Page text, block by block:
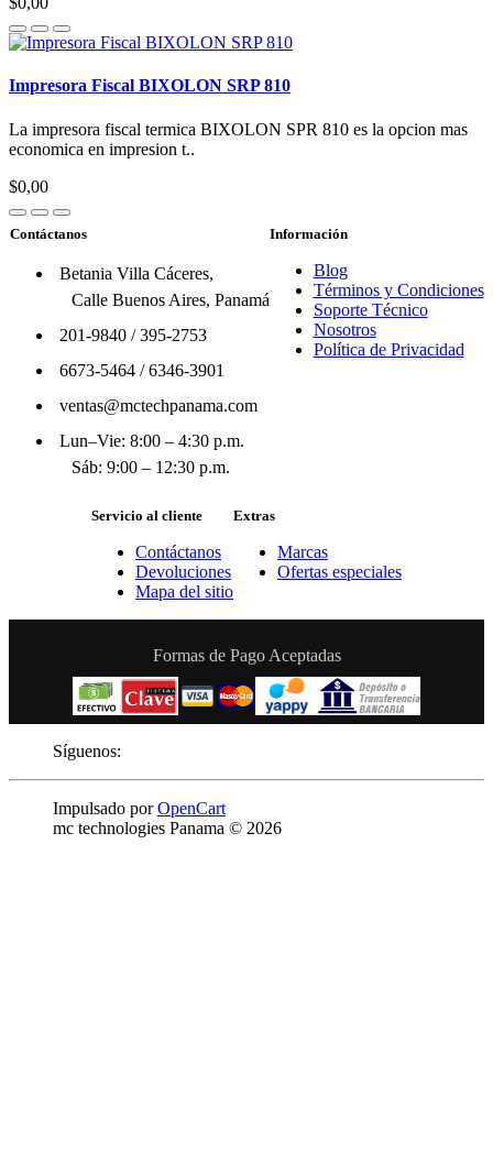
Impresora Fiscal BIXOLON SRP 810
La impresora fiscal termica BIXOLON SPR 810 es la opcion mas
economica en impresion t..
$0,00
Contáctanos
Betania Villa Cáceres,
Calle Buenos Aires, Panamá
201-9840/395-2753
6673-5464/6346-3901
ventas@mctechpanama.com
Lun–Vie: 8:00 – 4:30 p.m.
Sáb: 9:00 – 12:30 p.m.
Información
Blog
Términos y Condiciones
Soporte Técnico
Nosotros
Política de Privacidad
Servicio al cliente
Contáctanos
Devoluciones
Mapa del sitio
Extras
Marcas
Ofertas especiales
Formas de Pago Aceptadas
Síguenos:
Impulsado porOpenCart
mc technologies Panama © 2026